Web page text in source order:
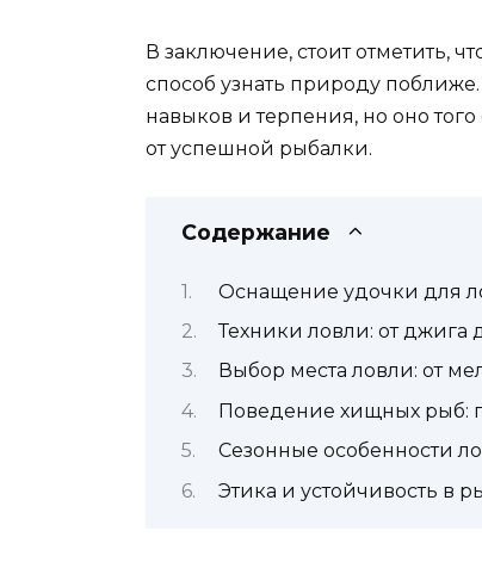
В заключение, стоит отметить,
способ узнать природу поближе.
навыков и терпения, но оно
от успешной рыбалки.
Содержание
Оснащение удочки для
Техники ловли: от джига
Выбор места ловли: от
Поведение хищных рыб:
Сезонные особенности
Этика и устойчивость в